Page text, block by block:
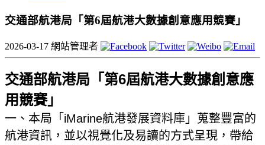
交通部航港局「第6屆航港大數據創意應用競賽」
2026-03-17 網站管理者
交通部航港局「第6屆航港大數據創意應
用競賽」
一、本局「iMarine航港發展資料庫」蒐整豐富的
航港資訊，並以視覺化及易讀的方式呈現，帶給